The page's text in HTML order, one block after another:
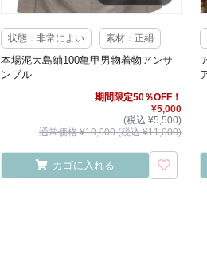
状態：非常によい 素材：正絹
本場泥大島紬100亀甲男物着物アンサ
ンブル
期間限定50％OFF！
¥5,000
(税込 ¥5,500)
通常価格 ¥10,000 (税込 ¥11,000)
カゴに入れる